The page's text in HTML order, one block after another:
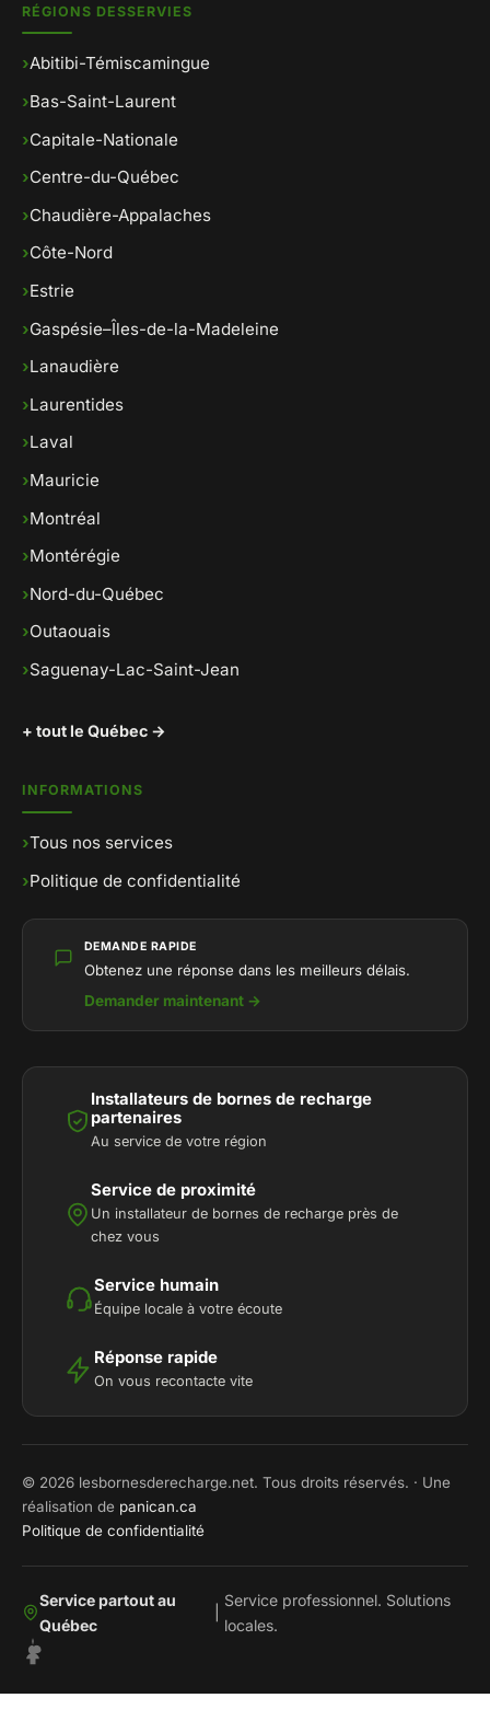
RÉGIONS DESSERVIES
›Abitibi-Témiscamingue
›Bas-Saint-Laurent
›Capitale-Nationale
›Centre-du-Québec
›Chaudière-Appalaches
›Côte-Nord
›Estrie
›Gaspésie–Îles-de-la-Madeleine
›Lanaudière
›Laurentides
›Laval
›Mauricie
›Montréal
›Montérégie
›Nord-du-Québec
›Outaouais
›Saguenay-Lac-Saint-Jean
+ tout le Québec →
INFORMATIONS
›Tous nos services
›Politique de confidentialité
DEMANDE RAPIDE
Obtenez une réponse dans les meilleurs délais.
Demander maintenant →
Installateurs de bornes de recharge
partenaires
Au service de votre région
Service de proximité
Un installateur de bornes de recharge près de
chez vous
Service humain
Équipe locale à votre écoute
Réponse rapide
On vous recontacte vite
© 2026 lesbornesderecharge.net. Tous droits réservés. · Une
réalisation de panican.ca
Politique de confidentialité
Service partout au
Québec
Service professionnel. Solutions
locales.